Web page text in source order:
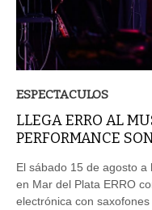
ESPECTACULOS
LLEGA ERRO AL
PERFORMANCE
El sábado 15 de agosto
en Mar del Plata ERRO
electrónica con